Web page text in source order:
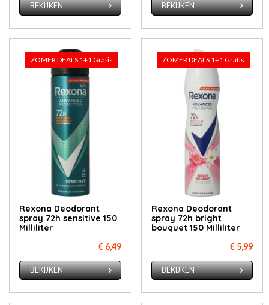
BEKIJKEN BEKIJKEN
ZOMER DEALS 1+1 Gratis
Rexona Deodorant
spray 72h sensitive 150
Milliliter
€ 6,49
BEKIJKEN
ZOMER DEALS 1+1 Gratis
Rexona Deodorant
spray 72h bright
bouquet 150 Milliliter
€ 5,99
BEKIJKEN